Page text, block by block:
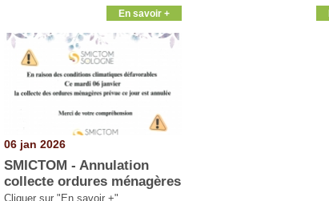
En savoir +
06 jan 2026
SMICTOM - Annulation
collecte ordures ménagères
Cliquer sur "En savoir +"